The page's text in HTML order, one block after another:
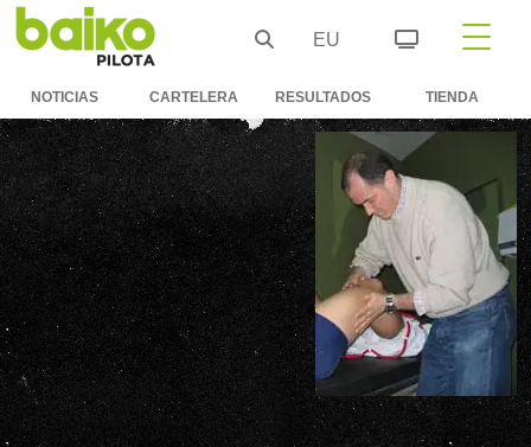
EU
NOTICIAS CARTELERA RESULTADOS TIENDA